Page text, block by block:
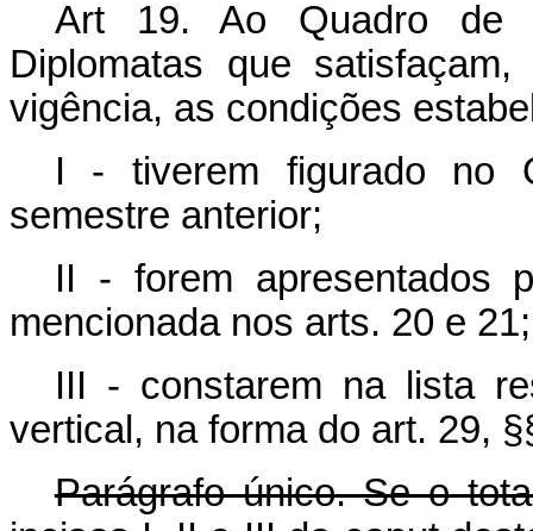
Art 19. Ao Quadro de
Diplomatas que
vigência, as condições
I - tiverem figurado no
semestre anterior;
II - forem apresentados
mencionada nos arts. 20 e
III - constarem na lista
vertical, na forma do art. 29,
Parágrafo único. Se o